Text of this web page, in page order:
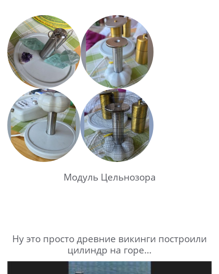
Модуль Цельнозора
Ну это просто древние викинги построили
цилиндр на горе...